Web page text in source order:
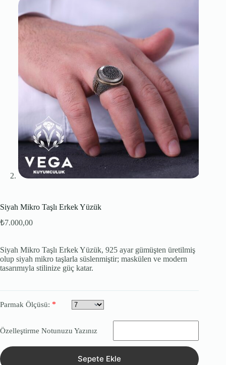
Siyah Mikro Taşlı Erkek Yüzük
₺7.000,00
Siyah Mikro Taşlı Erkek Yüzük, 925 ayar gümüşten üretilmiş
olup siyah mikro taşlarla süslenmiştir; maskülen ve modern
tasarımıyla stilinize güç katar.
Parmak Ölçüsü: *
Özelleştirme Notunuzu Yazınız
Sepete Ekle